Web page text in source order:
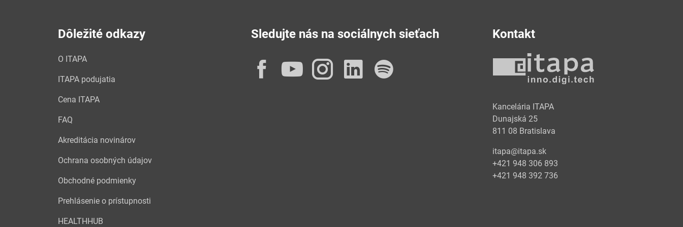
Dôležité odkazy
O ITAPA
ITAPA podujatia
Cena ITAPA
FAQ
Akreditácia novinárov
Ochrana osobných údajov
Obchodné podmienky
Prehlásenie o prístupnosti
HEALTHHUB
Sledujte nás na sociálnych sieťach
Facebook
YouTube
Instagram
LinkedIn
Kontakt
Kancelária ITAPA
Dunajská 25
811 08 Bratislava
itapa@itapa.sk
+421 948 306 893
+421 948 392 736